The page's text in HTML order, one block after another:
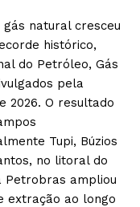
natural cresceu
histórico,
do Petróleo, Gás
pela
2026. O resultado
Tupi, Búzios
no litoral do
Petrobras ampliou
extração ao longo